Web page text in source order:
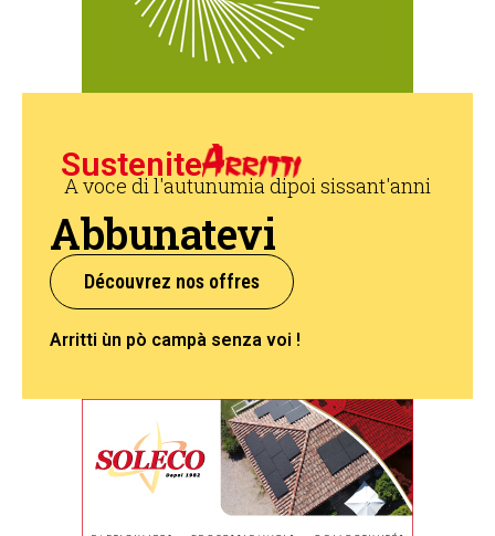
Sustenite
A voce di l'autunumia dipoi sissant'anni
Abbunatevi
Découvrez nos offres
Arritti ùn pò campà senza voi !